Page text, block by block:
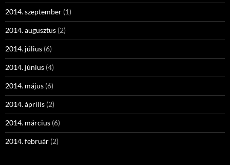
2014. szeptember (1)
2014. augusztus (2)
2014. július (6)
2014. június (4)
2014. május (6)
2014. április (2)
2014. március (6)
2014. február (2)